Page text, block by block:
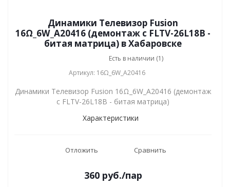
Динамики Телевизор Fusion
16Ω_6W_A20416 (демонтаж с FLTV-26L18B -
битая матрица) в Хабаровске
Есть в наличии (1)
Артикул: 16Ω_6W_A20416
Динамики Телевизор Fusion 16Ω_6W_A20416 (демонтаж
с FLTV-26L18B - битая матрица)
Характеристики
Отложить Сравнить
360 руб./пар